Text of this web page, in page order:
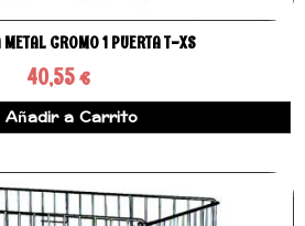
CROMO 1 PUERTA T-XS
40,55 €
Añadir a Carrito